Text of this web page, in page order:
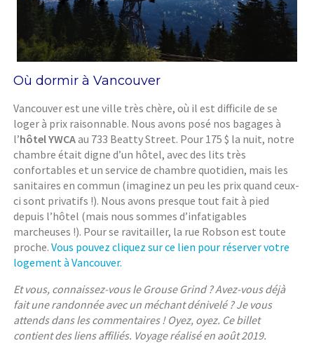
Où dormir à Vancouver
Vancouver est une ville très chère, où il est difficile de se
loger à prix raisonnable. Nous avons posé nos bagages à
l’hôtel YWCAau 733 Beatty Street. Pour 175 $ la nuit, notre
chambre était digne d’un hôtel, avec des lits très
confortables et un service de chambre quotidien, mais les
sanitaires en commun (imaginez un peu les prix quand ceux-
ci sont privatifs !). Nous avons presque tout fait à pied
depuis l’hôtel (mais nous sommes d’infatigables
marcheuses !). Pour se ravitailler, la rue Robson est toute
proche.Vous pouvez cliquez sur ce lien pour réserver votre
logement à Vancouver.
Et vous, connaissez-vous le Grouse Grind ? Avez-vous déjà
fait une randonnée avec un méchant dénivelé ? Je vous
attends dans les commentaires ! Oyez, oyez. Ce billet
contient des liens affiliés. Voyage réalisé en août 2019.